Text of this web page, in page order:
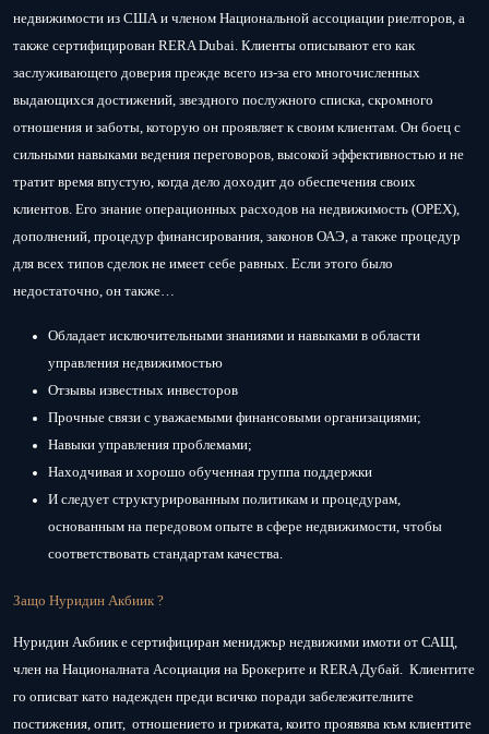
недвижимости из США и членом Национальной ассоциации риелторов, а
также сертифицирован RERA Dubai. Клиенты описывают его как
заслуживающего доверия прежде всего из-за его многочисленных
выдающихся достижений, звездного послужного списка, скромного
отношения и заботы, которую он проявляет к своим клиентам. Он боец ​​с
сильными навыками ведения переговоров, высокой эффективностью и не
тратит время впустую, когда дело доходит до обеспечения своих
клиентов. Его знание операционных расходов на недвижимость (OPEX),
дополнений, процедур финансирования, законов ОАЭ, а также процедур
для всех типов сделок не имеет себе равных. Если этого было
недостаточно, он также…
Обладает исключительными знаниями и навыками в области
управления недвижимостью
Отзывы известных инвесторов
Прочные связи с уважаемыми финансовыми организациями;
Навыки управления проблемами;
Находчивая и хорошо обученная группа поддержки
И следует структурированным политикам и процедурам,
основанным на передовом опыте в сфере недвижимости, чтобы
соответствовать стандартам качества.
Защо Нуридин Акбиик ?
Нуридин Акбиик е сертифициран мениджър недвижими имоти от САЩ,
член на Националната Асоциация на Брокерите и RERA Дубай. Клиентите
го описват като надежден преди всичко поради забележителните
постижения, опит, отношението и грижата, които проявява към клиентите